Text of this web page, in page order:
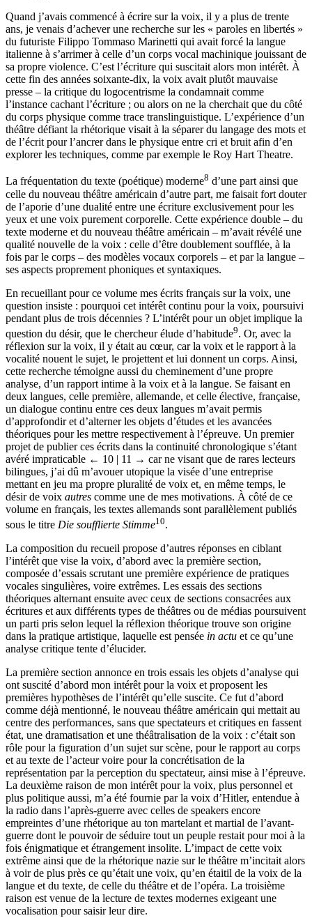
Quand j’avais commencé à écrire sur la voix, il y a plus de trente
ans, je venais d’achever une recherche sur les « paroles en libertés »
du futuriste Filippo Tommaso Marinetti qui avait forcé la langue
italienne à s’arrimer à celle d’un corps vocal machinique jouissant de
sa propre violence. C’est l’écriture qui suscitait alors mon intérêt. À
cette fin des années soixante-dix, la voix avait plutôt mauvaise
presse – la critique du logocentrisme la condamnait comme
l’instance cachant l’écriture ; ou alors on ne la cherchait que du côté
du corps physique comme trace translinguistique. L’expérience d’un
théâtre défiant la rhétorique visait à la séparer du langage des mots et
de l’écrit pour l’ancrer dans le physique entre cri et bruit afin d’en
explorer les techniques, comme par exemple le Roy Hart Theatre.
La fréquentation du texte (poétique) moderne8 d’une part ainsi que
celle du nouveau théâtre américain d’autre part, me faisait fort douter
de l’aporie d’une dualité entre une écriture exclusivement pour les
yeux et une voix purement corporelle. Cette expérience double – du
texte moderne et du nouveau théâtre américain – m’avait révélé une
qualité nouvelle de la voix : celle d’être doublement soufflée, à la
fois par le corps – des modèles vocaux corporels – et par la langue –
ses aspects proprement phoniques et syntaxiques.
En recueillant pour ce volume mes écrits français sur la voix, une
question insiste : pourquoi cet intérêt continu pour la voix, poursuivi
pendant plus de trois décennies ? L’intérêt pour un objet implique la
question du désir, que le chercheur élude d’habitude9. Or, avec la
réflexion sur la voix, il y était au cœur, car la voix et le rapport à la
vocalité nouent le sujet, le projettent et lui donnent un corps. Ainsi,
cette recherche témoigne aussi du cheminement d’une propre
analyse, d’un rapport intime à la voix et à la langue. Se faisant en
deux langues, celle première, allemande, et celle élective, française,
un dialogue continu entre ces deux langues m’avait permis
d’approfondir et d’alterner les objets d’études et les avancées
théoriques pour les mettre respectivement à l’épreuve. Un premier
projet de publier ces écrits dans la continuité chronologique s’étant
avéré impraticable ← 10 | 11 → car ne visant que de rares lecteurs
bilingues, j’ai dû m’avouer utopique la visée d’une entreprise
mettant en jeu ma propre pluralité de voix et, en même temps, le
désir de voix autres comme une de mes motivations. À côté de ce
volume en français, les textes allemands sont parallèlement publiés
sous le titre Die soufflierte Stimme10.
La composition du recueil propose d’autres réponses en ciblant
l’intérêt que vise la voix, d’abord avec la première section,
composée d’essais scrutant une première expérience de pratiques
vocales singulières, voire extrêmes. Les essais des sections
théoriques alternant ensuite avec ceux de sections consacrées aux
écritures et aux différents types de théâtres ou de médias poursuivent
un parti pris selon lequel la réflexion théorique trouve son origine
dans la pratique artistique, laquelle est pensée in actu et ce qu’une
analyse critique tente d’élucider.
La première section annonce en trois essais les objets d’analyse qui
ont suscité d’abord mon intérêt pour la voix et proposent les
premières hypothèses de l’intérêt qu’elle suscite. Ce fut d’abord
comme déjà mentionné, le nouveau théâtre américain qui mettait au
centre des performances, sans que spectateurs et critiques en fassent
état, une dramatisation et une théâtralisation de la voix : c’était son
rôle pour la figuration d’un sujet sur scène, pour le rapport au corps
et au texte de l’acteur voire pour la concrétisation de la
représentation par la perception du spectateur, ainsi mise à l’épreuve.
La deuxième raison de mon intérêt pour la voix, plus personnel et
plus politique aussi, m’a été fournie par la voix d’Hitler, entendue à
la radio dans l’après-guerre avec celles de speakers encore
empreintes d’une rhétorique au ton martelant et martial de l’avant-
guerre dont le pouvoir de séduire tout un peuple restait pour moi à la
fois énigmatique et étrangement insolite. L’impact de cette voix
extrême ainsi que de la rhétorique nazie sur le théâtre m’incitait alors
à voir de plus près ce qu’était une voix, qu’en étaitil de la voix de la
langue et du texte, de celle du théâtre et de l’opéra. La troisième
raison est venue de la lecture de textes modernes exigeant une
vocalisation pour saisir leur dire.